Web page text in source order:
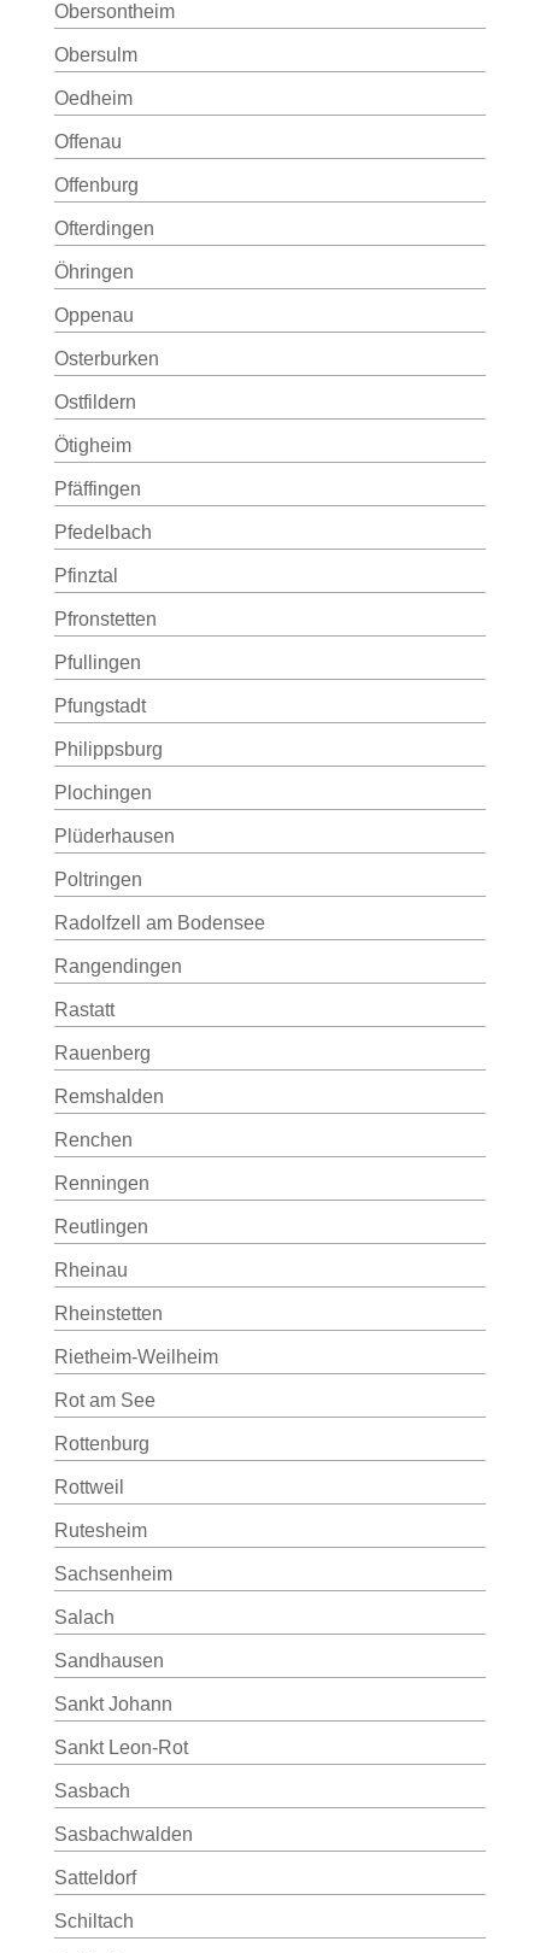
Obersontheim
Obersulm
Oedheim
Offenau
Offenburg
Ofterdingen
Öhringen
Oppenau
Osterburken
Ostfildern
Ötigheim
Pfäffingen
Pfedelbach
Pfinztal
Pfronstetten
Pfullingen
Pfungstadt
Philippsburg
Plochingen
Plüderhausen
Poltringen
Radolfzell am Bodensee
Rangendingen
Rastatt
Rauenberg
Remshalden
Renchen
Renningen
Reutlingen
Rheinau
Rheinstetten
Rietheim-Weilheim
Rot am See
Rottenburg
Rottweil
Rutesheim
Sachsenheim
Salach
Sandhausen
Sankt Johann
Sankt Leon-Rot
Sasbach
Sasbachwalden
Satteldorf
Schiltach